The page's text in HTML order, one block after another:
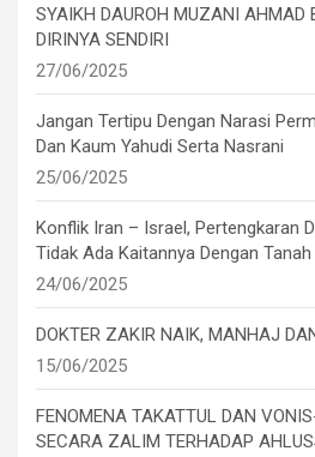
SYAIKH DAUROH MUZANI AHMAD
DIRINYA SENDIRI
27/06/2025
Jangan Tertipu Dengan Narasi
Dan Kaum Yahudi Serta Nasrani
25/06/2025
Konflik Iran – Israel, Pertengkaran
Tidak Ada Kaitannya Dengan
24/06/2025
DOKTER ZAKIR NAIK, MANHAJ
15/06/2025
FENOMENA TAKATTUL DAN
SECARA ZALIM TERHADAP